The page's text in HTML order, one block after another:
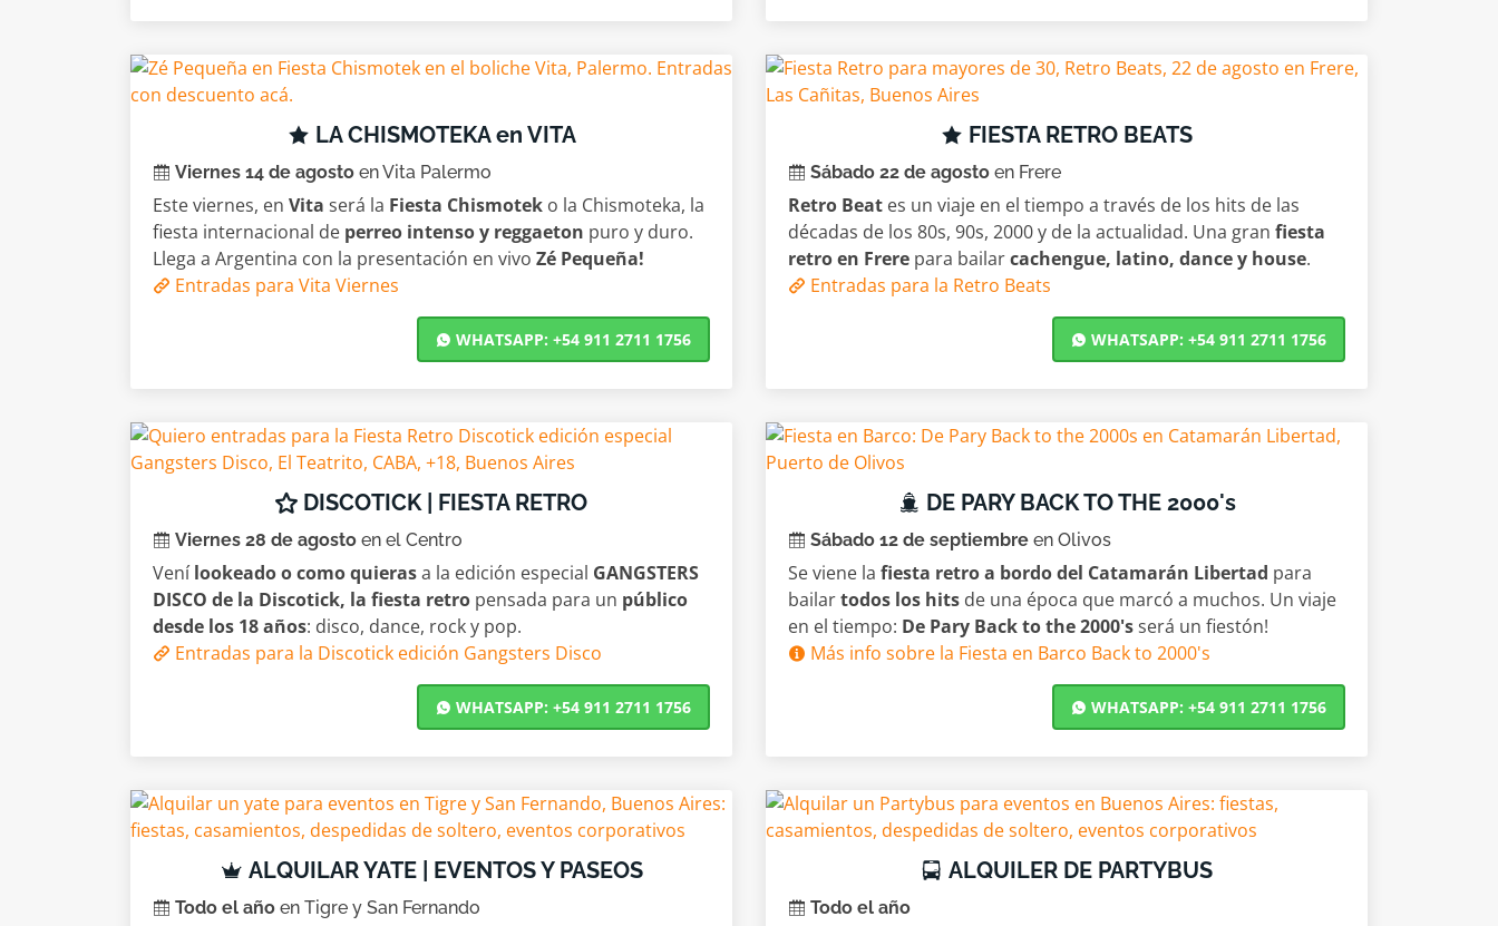
LA CHISMOTEKA en VITA
Viernes 14 de agosto en Vita Palermo
Este viernes, en Vita será la Fiesta Chismotek o la Chismoteka, la
fiesta internacional de perreo intenso y reggaeton puro y duro.
Llega a Argentina con la presentación en vivo Zé Pequeña!
Entradas para Vita Viernes
WHATSAPP: +54 911 2711 1756
FIESTA RETRO BEATS
Sábado 22 de agosto en Frere
Retro Beat es un viaje en el tiempo a través de los hits de las
décadas de los 80s, 90s, 2000 y de la actualidad. Una gran fiesta
retro en Frere para bailarcachengue, latino, dance y house.
Entradas para la Retro Beats
WHATSAPP: +54 911 2711 1756
DISCOTICK | FIESTA RETRO
Viernes 28 de agosto en el Centro
Vení lookeado o como quierasa la edición especial GANGSTERS
DISCO de la Discotick, la fiesta retro pensada para un público
desde los 18 años: disco, dance, rock y pop.
Entradas para la Discotick edición Gangsters Disco
WHATSAPP: +54 911 2711 1756
DE PARY BACK TO THE 2000's
Sábado 12 de septiembre en Olivos
Se viene la fiesta retro a bordo del Catamarán Libertad para
bailartodos los hits de una época que marcó a muchos. Un viaje
en el tiempo: De Pary Back to the 2000'sserá un fiestón!
Más info sobre la Fiesta en Barco Back to 2000's
WHATSAPP: +54 911 2711 1756
ALQUILAR YATE | EVENTOS Y PASEOS
Todo el año en Tigre y San Fernando
ALQUILER DE PARTYBUS
Todo el año